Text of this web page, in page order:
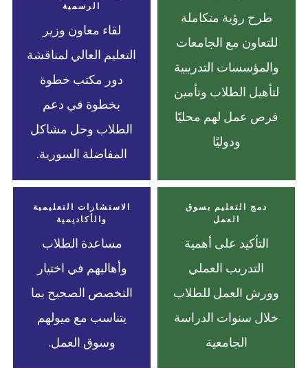
طرح رؤية متكاملة
للتعاون مع الجامعات
والمؤسسات التدريبية
لتأهيل الطلاب وتأمين
فرص عمل لهم محليًا
ودوليًا
الرسمية
لقاء معاون وزير
التعليم العالي لمناقشة
دور مكتب خطوة
بخطوة في دعم
الطلاب وحل مشاكل
المفاضلة السورية.
دمج التعليم بسوق
العمل
التأكيد على أهمية
التدريب العملي
وورش العمل للطلاب
خلال سنوات الدراسة
الجامعية
الاستشارات التعليمية
والأكاديمية
مساعدة الطلاب
وأهاليهم في اختيار
التخصص الصحيح بما
يتناسب مع ميولهم
وسوق العمل.